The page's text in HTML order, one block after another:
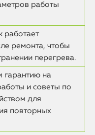
работы
работает
ремонта, чтобы
перегрева.
гарантию на
и советы по
для
повторных